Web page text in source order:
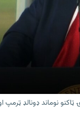
نوماند ډونالډ